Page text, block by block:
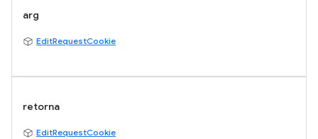
arg
EditRequestCookie
retorna
EditRequestCookie